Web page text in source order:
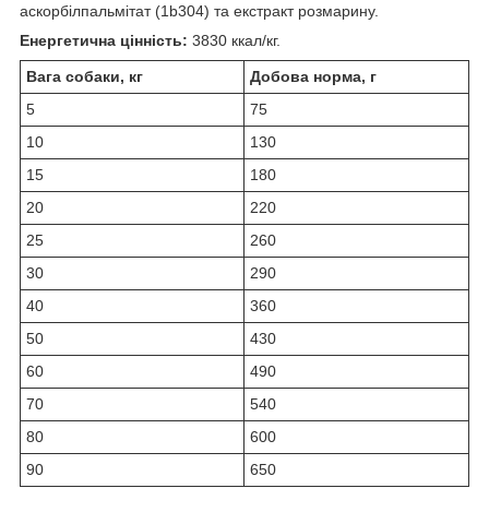
аскорбілпальмітат (1b304) та екстракт розмарину.
Енергетична цінність: 3830 ккал/кг.
Вага собаки, кг
Добова норма, г
5
75
10
130
15
180
20
220
25
260
30
290
40
360
50
430
60
490
70
540
80
600
90
650